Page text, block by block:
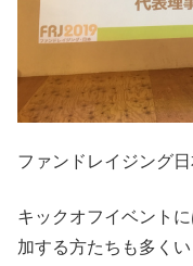
ファンドレイジング日
キックオフイベント
加する方たちも多く